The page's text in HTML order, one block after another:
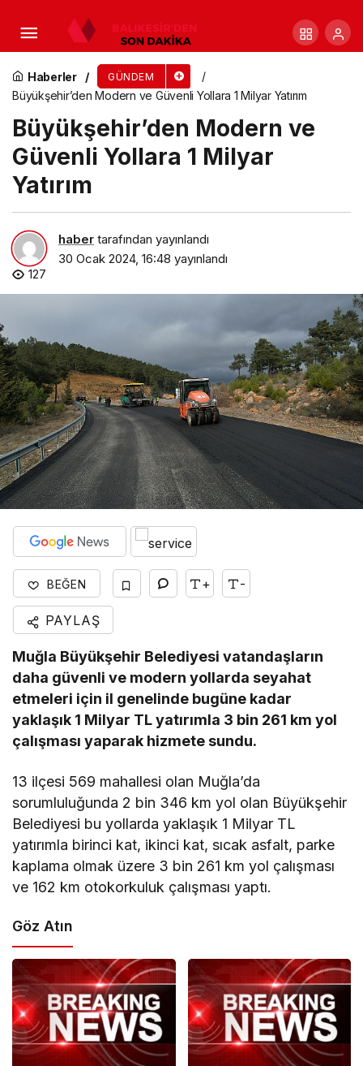
Haberler GÜNDEM
Büyükşehir’den Modern ve Güvenli Yollara 1 Milyar Yatırım
Büyükşehir’den Modern ve
Güvenli Yollara 1 Milyar
Yatırım
haber tarafından yayınlandı
30 Ocak 2024, 16:48 yayınlandı
127
BEĞEN + -
PAYLAŞ
Muğla Büyükşehir Belediyesi vatandaşların
daha güvenli ve modern yollarda seyahat
etmeleri için il genelinde bugüne kadar
yaklaşık 1 Milyar TL yatırımla 3 bin 261 km yol
çalışması yaparak hizmete sundu.
13 ilçesi 569 mahallesi olan Muğla’da
sorumluluğunda 2 bin 346 km yol olan Büyükşehir
Belediyesi bu yollarda yaklaşık 1 Milyar TL
yatırımla birinci kat, ikinci kat, sıcak asfalt, parke
kaplama olmak üzere 3 bin 261 km yol çalışması
ve 162 km otokorkuluk çalışması yaptı.
Göz Atın
Başkan Sandıkçı: “Türkiye Yüzyılı’nda yeni
projelere imza atmaya devam edeceğiz”